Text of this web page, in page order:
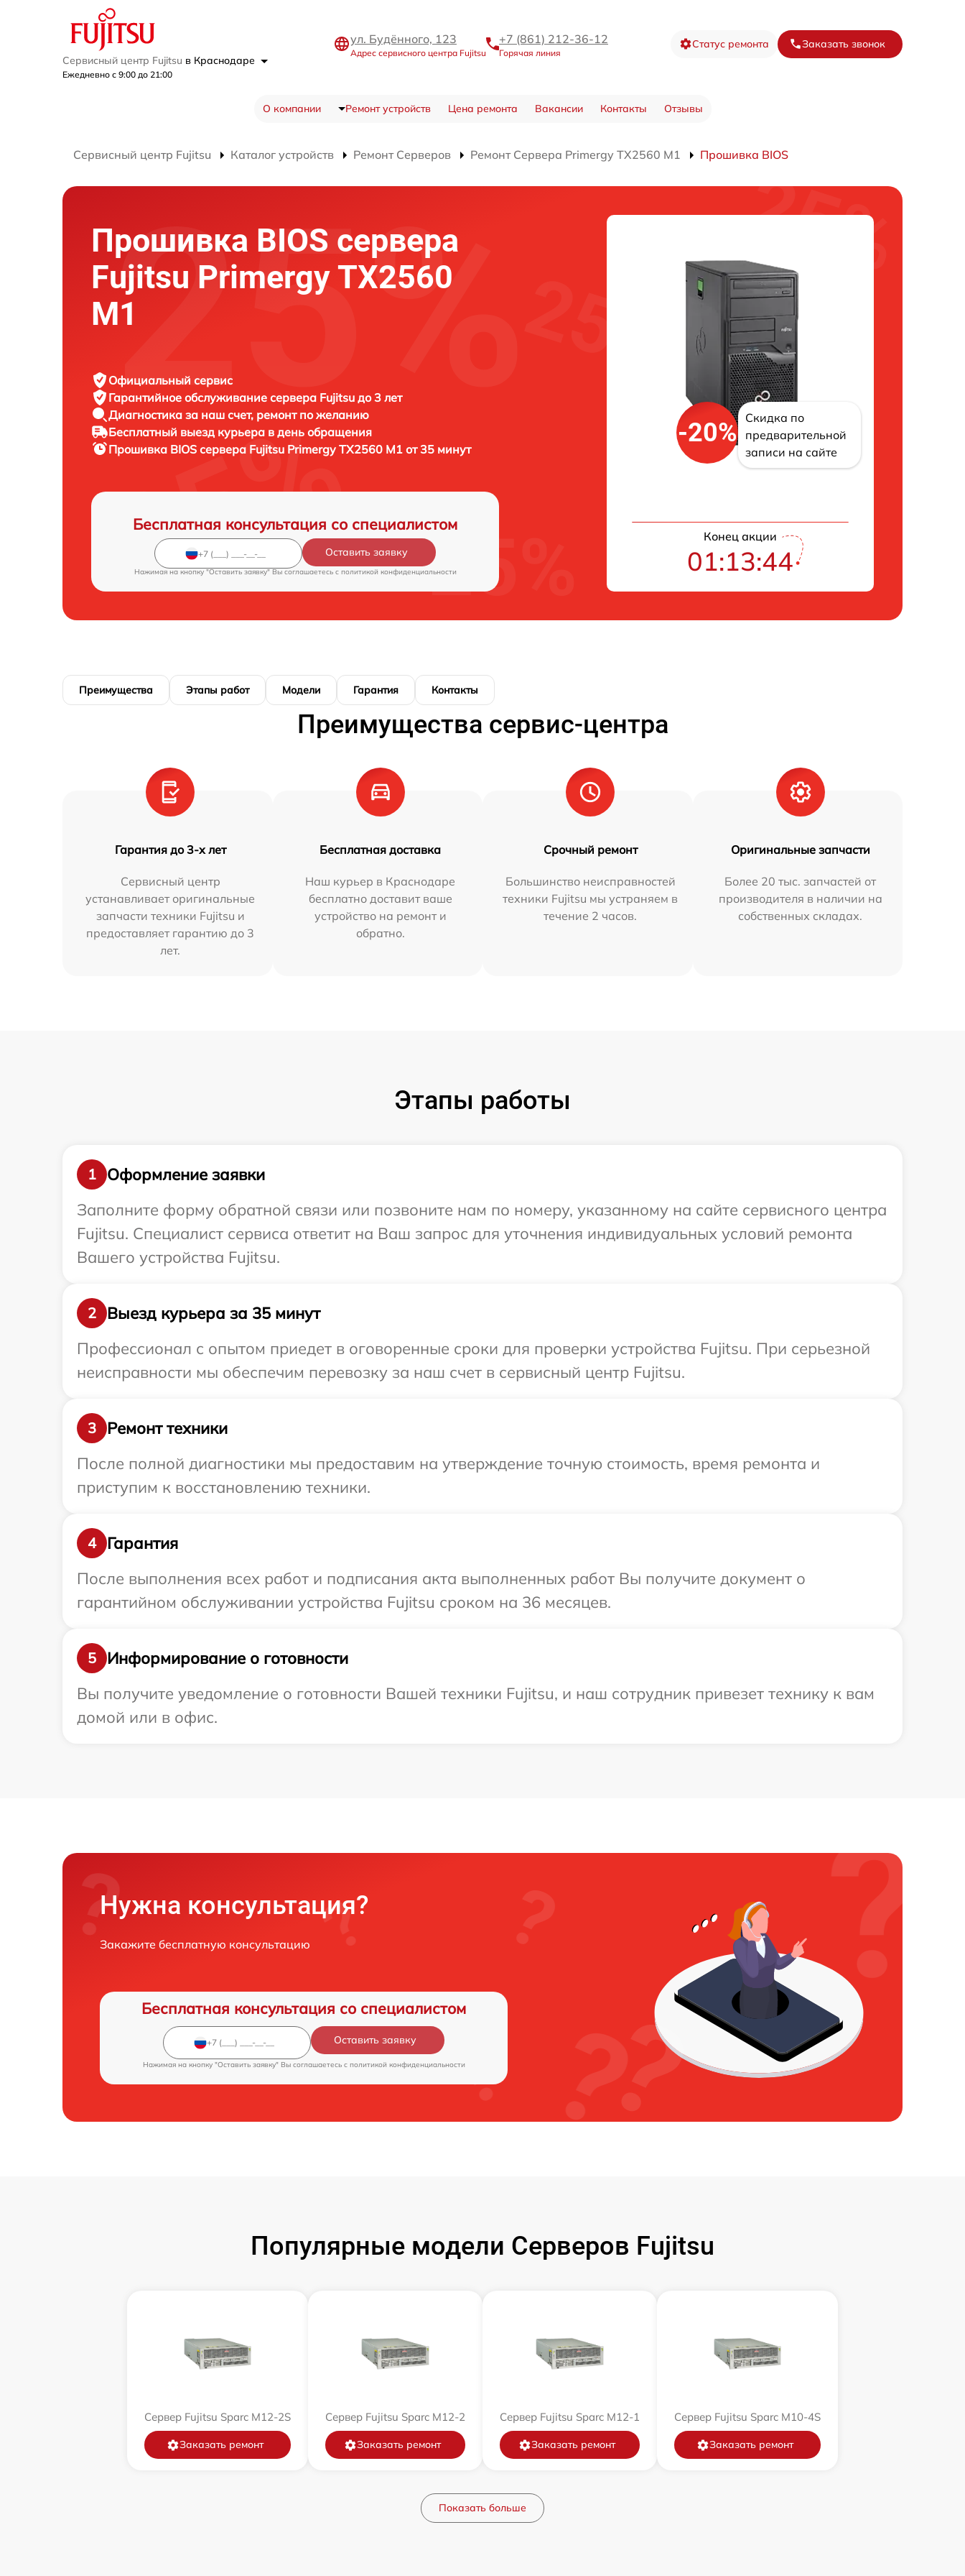
Сервисный центр Fujitsu в Краснодаре
Ежедневно с 9:00 до 21:00
ул. Будённого, 123
Адрес сервисного центра Fujitsu
+7 (861) 212-36-12
Горячая линия
Статус ремонта Заказать звонок
О компании Ремонт устройств Цена ремонта Вакансии Контакты Отзывы
Сервисный центр Fujitsu Каталог устройств Ремонт Серверов Ремонт Сервера Primergy TX2560 M1 Прошивка BIOS
Прошивка BIOS сервера
Fujitsu Primergy TX2560
M1
Официальный сервис
Гарантийное обслуживание сервера Fujitsu до 3 лет
Диагностика за наш счет, ремонт по желанию
Бесплатный выезд курьера в день обращения
Прошивка BIOS сервера Fujitsu Primergy TX2560 M1 от 35 минут
Бесплатная консультация со специалистом
Оставить заявку
Нажимая на кнопку "Оставить заявку" Вы соглашаетесь c политикой конфиденциальности
-20%
Скидка по
предварительной
записи на сайте
Конец акции
01:13:42
Преимущества Этапы работ Модели Гарантия Контакты
Преимущества сервис-центра
Гарантия до 3-х лет
Сервисный центр
устанавливает оригинальные
запчасти техники Fujitsu и
предоставляет гарантию до 3
лет.
Бесплатная доставка
Наш курьер в Краснодаре
бесплатно доставит ваше
устройство на ремонт и
обратно.
Срочный ремонт
Большинство неисправностей
техники Fujitsu мы устраняем в
течение 2 часов.
Оригинальные запчасти
Более 20 тыс. запчастей от
производителя в наличии на
собственных складах.
Этапы работы
1
Оформление заявки
Заполните форму обратной связи или позвоните нам по номеру, указанному на сайте сервисного центра
Fujitsu. Специалист сервиса ответит на Ваш запрос для уточнения индивидуальных условий ремонта
Вашего устройства Fujitsu.
2
Выезд курьера за 35 минут
Профессионал с опытом приедет в оговоренные сроки для проверки устройства Fujitsu. При серьезной
неисправности мы обеспечим перевозку за наш счет в сервисный центр Fujitsu.
3
Ремонт техники
После полной диагностики мы предоставим на утверждение точную стоимость, время ремонта и
приступим к восстановлению техники.
4
Гарантия
После выполнения всех работ и подписания акта выполненных работ Вы получите документ о
гарантийном обслуживании устройства Fujitsu сроком на 36 месяцев.
5
Информирование о готовности
Вы получите уведомление о готовности Вашей техники Fujitsu, и наш сотрудник привезет технику к вам
домой или в офис.
Нужна консультация?
Закажите бесплатную консультацию
Бесплатная консультация со специалистом
Оставить заявку
Нажимая на кнопку "Оставить заявку" Вы соглашаетесь c политикой конфиденциальности
Популярные модели Серверов Fujitsu
Сервер Fujitsu Sparc M12-2S
Заказать ремонт
Сервер Fujitsu Sparc M12-2
Заказать ремонт
Сервер Fujitsu Sparc M12-1
Заказать ремонт
Сервер Fujitsu Sparc M10-4S
Заказать ремонт
Показать больше